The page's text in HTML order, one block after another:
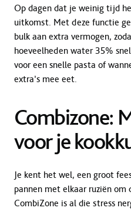
Op dagen dat je weinig tijd
uitkomst. Met deze functie
bulk aan extra vermogen,
hoeveelheden water 35%
voor een snelle pasta of
extra’s mee eet.
Combizone:
voor je
Je kent het wel, een groot
pannen met elkaar ruziën
CombiZone is al die stress